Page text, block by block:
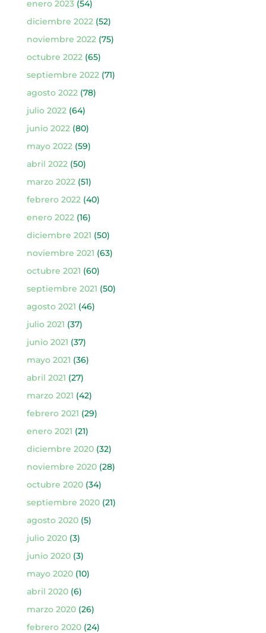
enero 2023(54)
diciembre 2022 (52)
noviembre 2022 (75)
octubre 2022 (65)
septiembre 2022 (71)
agosto 2022 (78)
julio 2022 (64)
junio 2022 (80)
mayo 2022 (59)
abril 2022 (50)
marzo 2022 (51)
febrero 2022 (40)
enero 2022 (16)
diciembre 2021 (50)
noviembre 2021 (63)
octubre 2021 (60)
septiembre 2021 (50)
agosto 2021 (46)
julio 2021 (37)
junio 2021 (37)
mayo 2021 (36)
abril 2021 (27)
marzo 2021 (42)
febrero 2021 (29)
enero 2021 (21)
diciembre 2020(32)
noviembre 2020(28)
octubre 2020(34)
septiembre 2020(21)
agosto 2020(5)
julio 2020(3)
junio 2020(3)
mayo 2020(10)
abril 2020(6)
marzo 2020(26)
febrero 2020(24)